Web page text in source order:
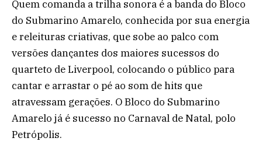
Quem comanda a trilha sonora é a banda do Bloco
do Submarino Amarelo, conhecida por sua energia
e releituras criativas, que sobe ao palco com
versões dançantes dos maiores sucessos do
quarteto de Liverpool, colocando o público para
cantar e arrastar o pé ao som de hits que
atravessam gerações. O Bloco do Submarino
Amarelo já é sucesso no Carnaval de Natal, polo
Petrópolis.